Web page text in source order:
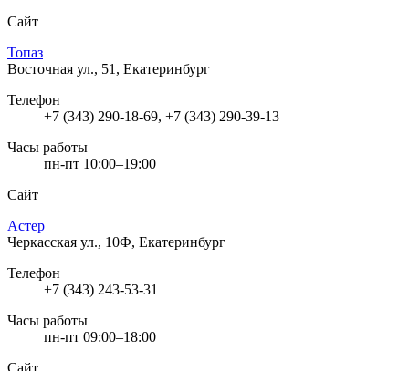
Сайт
Топаз
Восточная ул., 51, Екатеринбург
Телефон
+7 (343) 290-18-69, +7 (343) 290-39-13
Часы работы
пн-пт 10:00–19:00
Сайт
Астер
Черкасская ул., 10Ф, Екатеринбург
Телефон
+7 (343) 243-53-31
Часы работы
пн-пт 09:00–18:00
Сайт